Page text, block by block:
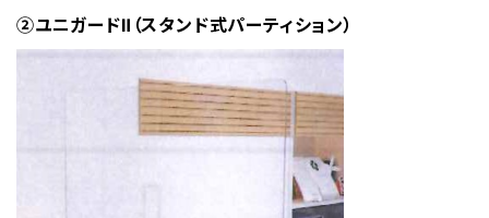
②ユニガードⅡ（スタンド式パーティション）